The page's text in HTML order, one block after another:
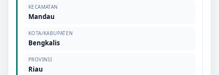
KECAMATAN
Mandau
KOTA/KABUPATEN
Bengkalis
PROVINSI
Riau